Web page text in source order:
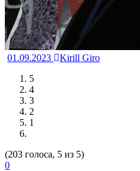
01.09.2023
Kirill Giro
5
4
3
2
1
(203 голоса, 5 из 5)
0